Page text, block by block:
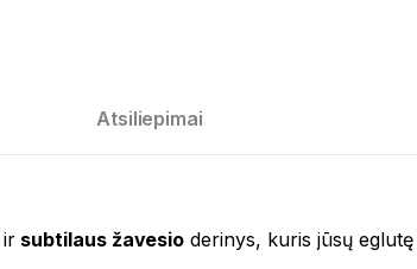
Atsiliepimai
subtilaus žavesio derinys, kuris jūsų